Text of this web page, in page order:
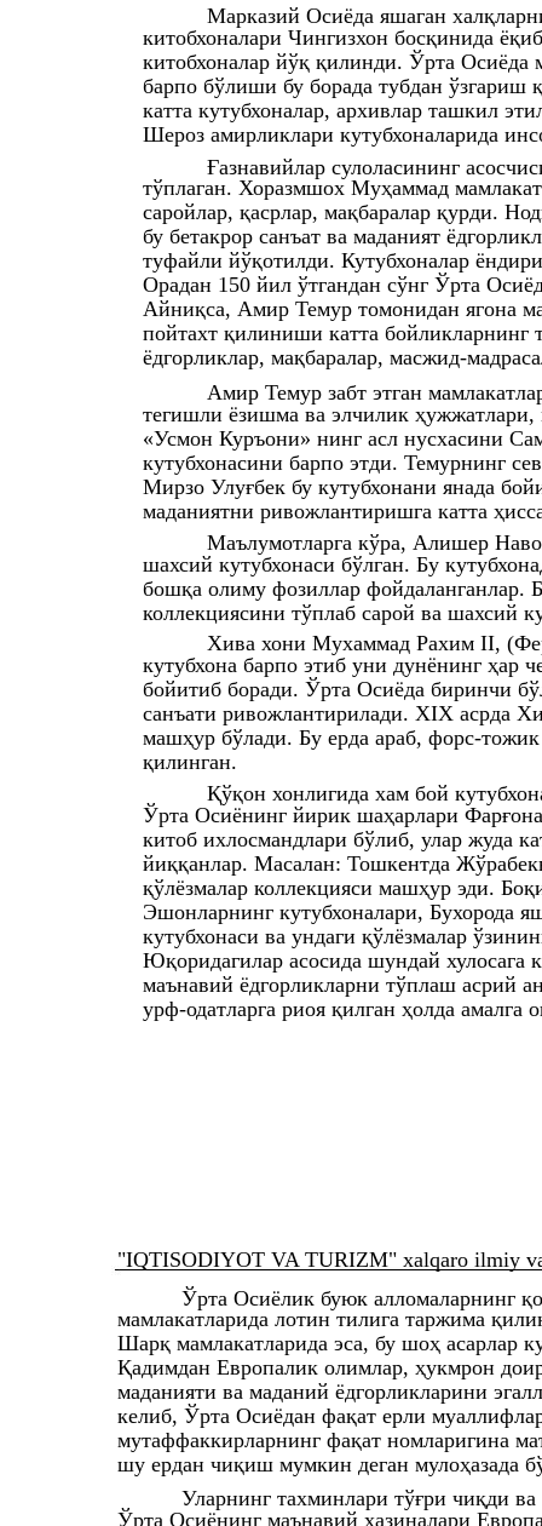
Марказий Осиёда яшаган
китобхоналари Чингизхон босқинида
китобхоналар йўқ қилинди. Ўрта
барпо бўлиши бу борада тубдан ўзгариш
катта кутубхоналар, архивлар ташкил
Шероз амирликлари кутубхоналарида
Ғазнавийлар сулоласининг
тўплаган. Хоразмшох Муҳаммад
саройлар, қасрлар, мақбаралар қурди.
бу бетакрор санъат ва маданият
туфайли йўқотилди. Кутубхоналар
Орадан 150 йил ўтгандан сўнг Ўрта
Айниқса, Амир Темур томонидан ягона
пойтахт қилиниши катта
ёдгорликлар, мақбаралар, масжид-
Амир Темур забт этган
тегишли ёзишма ва элчилик
«Усмон Куръони» нинг асл нусхасини
кутубхонасини барпо этди. Темурнинг
Мирзо Улуғбек бу кутубхонани янада
маданиятни ривожлантиришга катта
Маълумотларга кўра, Алишер
шахсий кутубхонаси бўлган. Бу
бошқа олиму фозиллар фойдаланганлар.
коллекциясини тўплаб сарой ва шахсий
Хива хони Мухаммад Рахим II,
кутубхона барпо этиб уни дунёнинг ҳар
бойитиб боради. Ўрта Осиёда биринчи
санъати ривожлантирилади. XIX асрда
машҳур бўлади. Бу ерда араб, форс-
қилинган.
Қўқон хонлигида хам бой
Ўрта Осиёнинг йирик шаҳарлари
китоб ихлосмандлари бўлиб, улар жуда
йиққанлар. Масалан: Тошкентда
қўлёзмалар коллекцияси машҳур эди.
Эшонларнинг кутубхоналари, Бухорода
кутубхонаси ва ундаги қўлёзмалар
Юқоридагилар асосида шундай
маънавий ёдгорликларни тўплаш асрий
урф-одатларга риоя қилган ҳолда амалга
"IQTISODIYOT VA TURIZM" xalqaro ilmiy
Ўрта Осиёлик буюк алломаларнинг
мамлакатларида лотин тилига таржима
Шарқ мамлакатларида эса, бу шоҳ асарлар
Қадимдан Европалик олимлар, ҳукмрон
маданияти ва маданий ёдгорликларини
келиб, Ўрта Осиёдан фақат ерли
мутаффаккирларнинг фақат номларигина
шу ердан чиқиш мумкин деган мулоҳазада
Уларнинг тахминлари тўғри чиқди
Ўрта Осиёнинг маънавий хазиналари